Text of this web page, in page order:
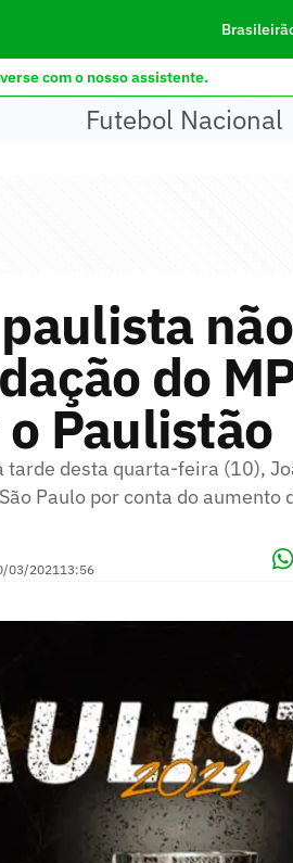
com o nosso assistente.
Futebol Nacional
do
Paulistão
tarde desta quarta-feira (10),
Paulo por conta do aumento
03/202113:56